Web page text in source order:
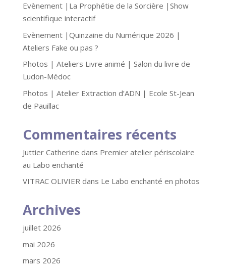
Evènement |La Prophétie de la Sorcière |Show
scientifique interactif
Evènement |Quinzaine du Numérique 2026 |
Ateliers Fake ou pas ?
Photos | Ateliers Livre animé | Salon du livre de
Ludon-Médoc
Photos | Atelier Extraction d’ADN | Ecole St-Jean
de Pauillac
Commentaires récents
Juttier Catherine dans Premier atelier périscolaire
au Labo enchanté
VITRAC OLIVIERdans Le Labo enchanté en photos
Archives
juillet 2026
mai 2026
mars 2026